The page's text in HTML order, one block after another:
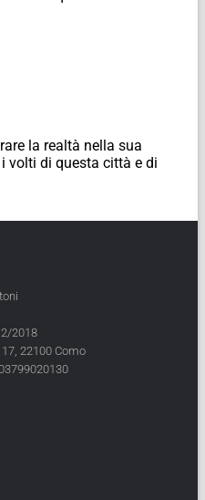
la realtà nella sua
volti di questa città e di
2018
22100 Como